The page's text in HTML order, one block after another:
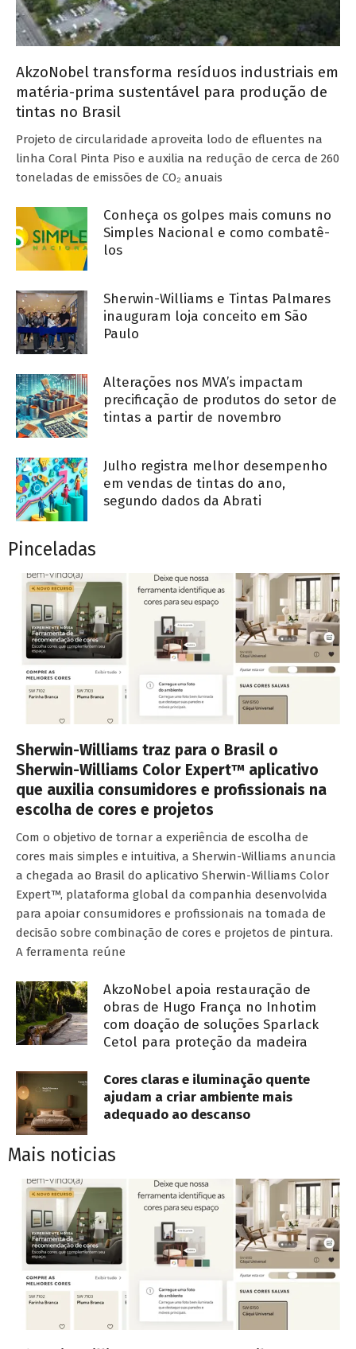
AkzoNobel transforma resíduos industriais em
matéria-prima sustentável para produção de
tintas no Brasil
Projeto de circularidade aproveita lodo de efluentes na
linha Coral Pinta Piso e auxilia na redução de cerca de 260
toneladas de emissões de CO₂ anuais
Conheça os golpes mais comuns no
Simples Nacional e como combatê-
los
Sherwin-Williams e Tintas Palmares
inauguram loja conceito em São
Paulo
Alterações nos MVA’s impactam
precificação de produtos do setor de
tintas a partir de novembro
Julho registra melhor desempenho
em vendas de tintas do ano,
segundo dados da Abrati
Pinceladas
Sherwin-Williams traz para o Brasil o
Sherwin-Williams Color Expert™ aplicativo
que auxilia consumidores e profissionais na
escolha de cores e projetos
Com o objetivo de tornar a experiência de escolha de
cores mais simples e intuitiva, a Sherwin-Williams anuncia
a chegada ao Brasil do aplicativo Sherwin-Williams Color
Expert™, plataforma global da companhia desenvolvida
para apoiar consumidores e profissionais na tomada de
decisão sobre combinação de cores e projetos de pintura.
A ferramenta reúne
AkzoNobel apoia restauração de
obras de Hugo França no Inhotim
com doação de soluções Sparlack
Cetol para proteção da madeira
Cores claras e iluminação quente
ajudam a criar ambiente mais
adequado ao descanso
Mais noticias